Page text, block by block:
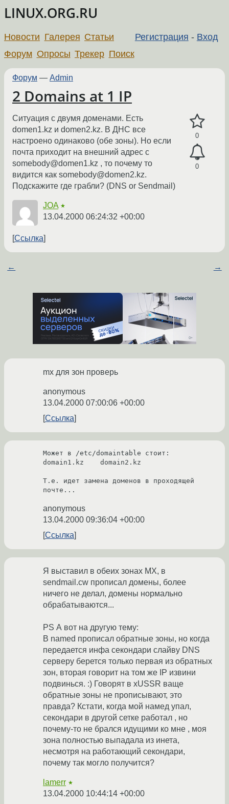
LINUX.ORG.RU
Регистрация - Вход
Новости Галерея Статьи
Форум Опросы Трекер Поиск
Форум — Admin
2 Domains at 1 IP
0
0
Ситуация с двумя доменами. Есть
domen1.kz и domen2.kz. В ДНС все
настроено одинаково (обе зоны). Но если
почта приходит на внешний адрес с
somebody@domen1.kz , то почему то
видится как somebody@domen2.kz.
Подскажите где грабли? (DNS or Sendmail)
JOA ★
13.04.2000 06:24:32 +00:00
Ссылка
← →
mx для зон проверь
anonymous
13.04.2000 07:00:06 +00:00
Ссылка
Может в /etc/domaintable стоит:
domain1.kz    domain2.kz
Т.е. идет замена доменов в проходящей
почте...
anonymous
13.04.2000 09:36:04 +00:00
Ссылка
Я выставил в обеих зонах MX, в
sendmail.cw прописал домены, более
ничего не делал, домены нормально
обрабатываются...
PS А вот на другую тему:
В named прописал обратные зоны, но когда
передается инфа секондари слайву DNS
серверу берется только первая из обратных
зон, вторая говорит на том же IP извини
подвинься. :) Говорят в xUSSR ваще
обратные зоны не прописывают, это
правда? Кстати, когда мой намед упал,
секондари в другой сетке работал , но
почему-то не брался идущими ко мне , моя
зона полностью выпадала из инета,
несмотря на работающий секондари,
почему так могло получится?
lamerr ★
13.04.2000 10:44:14 +00:00